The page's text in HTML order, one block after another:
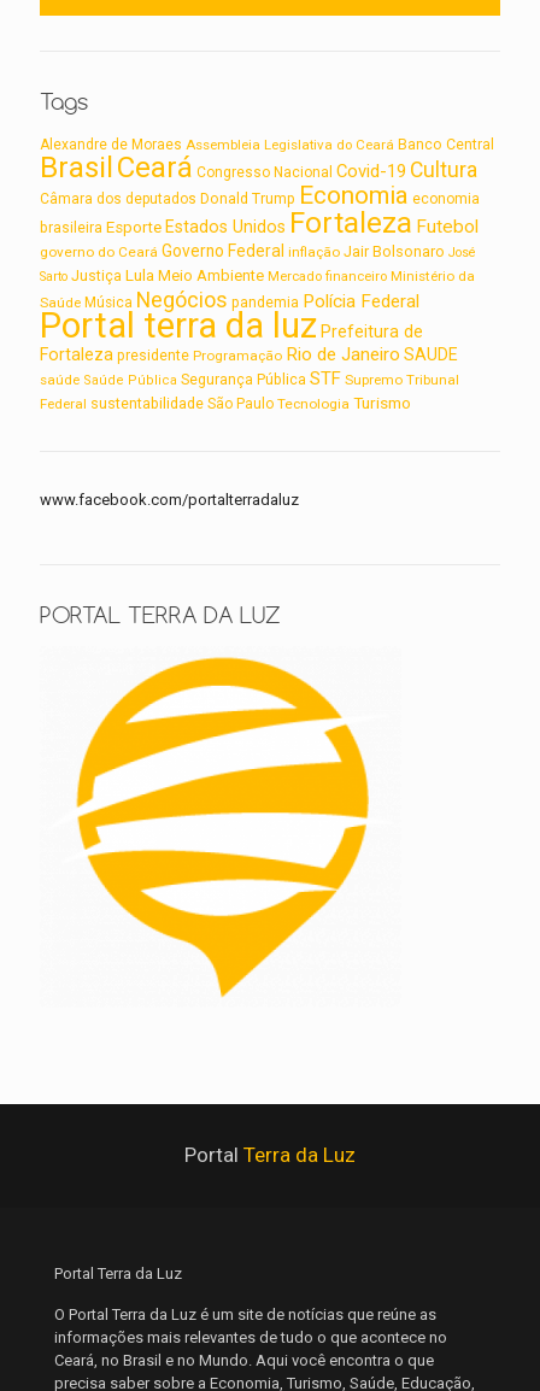
Tags
Alexandre de Moraes Assembleia Legislativa do Ceará Banco Central
BrasilCeará Congresso Nacional Covid-19 Cultura
Câmara dos deputados Donald Trump Economia economia
brasileira Esporte Estados Unidos Fortaleza Futebol
governo do Ceará Governo Federal inflação Jair Bolsonaro José
Sarto Justiça Lula Meio Ambiente Mercado financeiro Ministério da
Saúde Música Negócios pandemia Polícia Federal
Portal terra da luz Prefeitura de
Fortaleza presidente Programação Rio de Janeiro SAUDE
saúde Saúde Pública Segurança Pública STF Supremo Tribunal
Federal sustentabilidade São Paulo Tecnologia Turismo
www.facebook.com/portalterradaluz
PORTAL TERRA DA LUZ
Portal Terra da Luz
Portal Terra da Luz
O Portal Terra da Luz é um site de notícias que reúne as
informações mais relevantes de tudo o que acontece no
Ceará, no Brasil e no Mundo. Aqui você encontra o que
precisa saber sobre a Economia, Turismo, Saúde, Educação,